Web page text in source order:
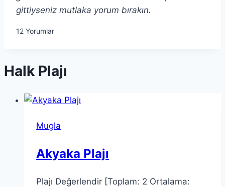
gittiyseniz mutlaka yorum bırakın.
12 Yorumlar
Halk Plajı
Mugla
Akyaka Plajı
Plajı Değerlendir [Toplam: 2 Ortalama: